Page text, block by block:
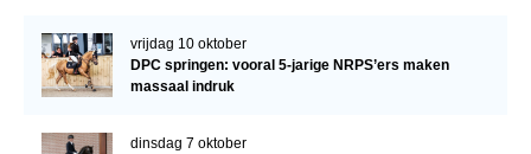
vrijdag 10 oktober
DPC springen: vooral 5-jarige NRPS’ers maken
massaal indruk
dinsdag 7 oktober